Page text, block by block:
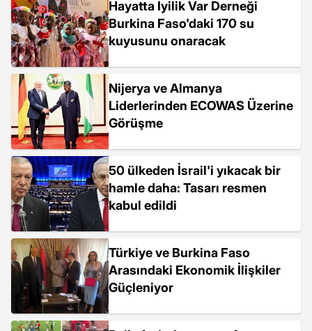
Hayatta İyilik Var Derneği
Burkina Faso'daki 170 su
kuyusunu onaracak
Nijerya ve Almanya
Liderlerinden ECOWAS Üzerine
Görüşme
50 ülkeden İsrail'i yıkacak bir
hamle daha: Tasarı resmen
kabul edildi
Türkiye ve Burkina Faso
Arasındaki Ekonomik İlişkiler
Güçleniyor